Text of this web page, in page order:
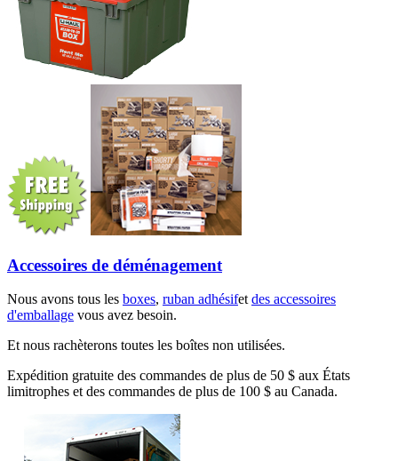
Accessoires de déménagement
Nous avons tous les boxes, ruban adhésifet des accessoires
d'emballage vous avez besoin.
Et nous rachèterons toutes les boîtes non utilisées.
Expédition gratuite des commandes de plus de 50 $ aux États
limitrophes et des commandes de plus de 100 $ au Canada.